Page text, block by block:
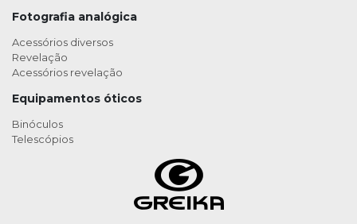
Fotografia analógica
Acessórios diversos
Revelação
Acessórios revelação
Equipamentos óticos
Binóculos
Telescópios